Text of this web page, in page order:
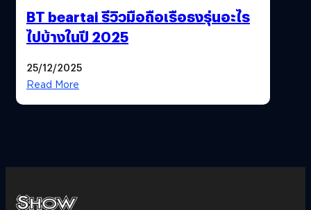
BT beartai รีวิวมือถือเรือธงรุ่นอะไร
ไปบ้างในปี 2025
25/12/2025
Read More